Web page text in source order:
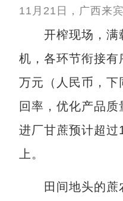
11月21日，广西来
开榨现场，满载
机，各环节衔接有
万元（人民币，
回率，优化产品
进厂甘蔗预计超
上。
田间地头的蔗农